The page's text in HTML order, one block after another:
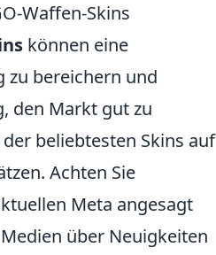
Waffen-Skins
können eine
zu bereichern und
den Markt gut zu
beliebtesten Skins auf
Achten Sie
Meta angesagt
über Neuigkeiten